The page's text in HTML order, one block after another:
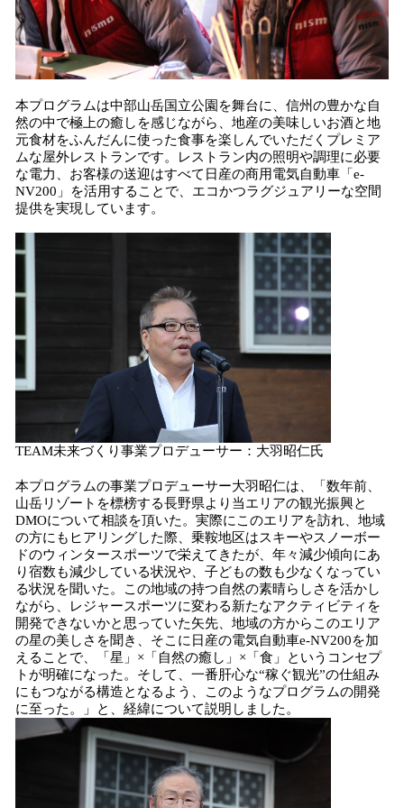
本プログラムは中部山岳国立公園を舞台に、信州の豊かな自
然の中で極上の癒しを感じながら、地産の美味しいお酒と地
元食材をふんだんに使った食事を楽しんでいただくプレミア
ムな屋外レストランです。レストラン内の照明や調理に必要
な電力、お客様の送迎はすべて日産の商用電気自動車「e-
NV200」を活用することで、エコかつラグジュアリーな空間
提供を実現しています。
TEAM未来づくり事業プロデューサー：大羽昭仁氏
本プログラムの事業プロデューサー大羽昭仁は、「数年前、
山岳リゾートを標榜する長野県より当エリアの観光振興と
DMOについて相談を頂いた。実際にこのエリアを訪れ、地域
の方にもヒアリングした際、乗鞍地区はスキーやスノーボー
ドのウィンタースポーツで栄えてきたが、年々減少傾向にあ
り宿数も減少している状況や、子どもの数も少なくなってい
る状況を聞いた。この地域の持つ自然の素晴らしさを活かし
ながら、レジャースポーツに変わる新たなアクティビティを
開発できないかと思っていた矢先、地域の方からこのエリア
の星の美しさを聞き、そこに日産の電気自動車e-NV200を加
えることで、「星」×「自然の癒し」×「食」というコンセプ
トが明確になった。そして、一番肝心な“稼ぐ観光”の仕組み
にもつながる構造となるよう、このようなプログラムの開発
に至った。」と、経緯について説明しました。